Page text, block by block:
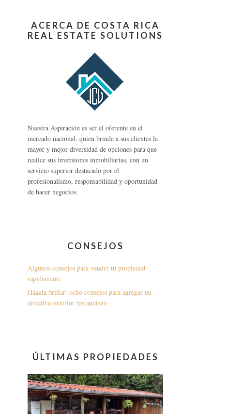
ACERCA DE COSTA RICA
REAL ESTATE SOLUTIONS
Nuestra Aspiración es ser el oferente en el
mercado nacional, quien brinde a sus clientes la
mayor y mejor diversidad de opciones para que
realice sus inversiones inmobiliarias, con un
servicio superior destacado por el
profesionalismo, responsabilidad y oportunidad
de hacer negocios.
CONSEJOS
Algunos consejos para vender tu propiedad
rápidamente
Hágala brillar: ocho consejos para agregar un
atractivo exterior instantáneo
ÚLTIMAS PROPIEDADES